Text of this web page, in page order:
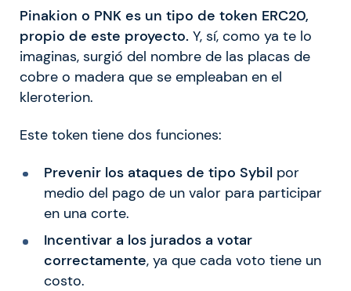
Pinakion o PNK es un tipo de token ERC20,
propio de este proyecto. Y, sí, como ya te lo
imaginas, surgió del nombre de las placas de
cobre o madera que se empleaban en el
kleroterion.
Este token tiene dos funciones:
Prevenir los ataques de tipo Sybilpor
medio del pago de un valor para participar
en una corte.
Incentivar a los jurados a votar
correctamente, ya que cada voto tiene un
costo.